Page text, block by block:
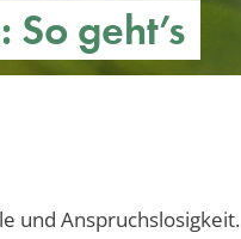
geht’s
und Anspruchslosigkeit.